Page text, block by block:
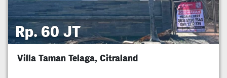
Rp. 60 JT
Villa Taman Telaga, Citraland